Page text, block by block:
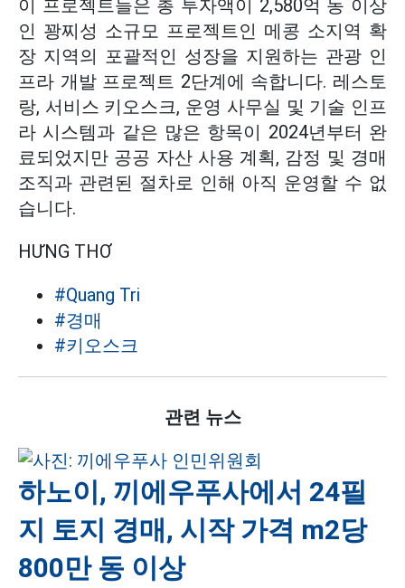
이 프로젝트들은 총 투자액이 2,580억 동 이상
인 꽝찌성 소규모 프로젝트인 메콩 소지역 확
장 지역의 포괄적인 성장을 지원하는 관광 인
프라 개발 프로젝트 2단계에 속합니다. 레스토
랑, 서비스 키오스크, 운영 사무실 및 기술 인프
라 시스템과 같은 많은 항목이 2024년부터 완
료되었지만 공공 자산 사용 계획, 감정 및 경매
조직과 관련된 절차로 인해 아직 운영할 수 없
습니다.
HƯNG THƠ
#Quang Tri
#경매
#키오스크
관련 뉴스
하노이, 끼에우푸사에서 24필
지 토지 경매, 시작 가격 m2당
800만 동 이상